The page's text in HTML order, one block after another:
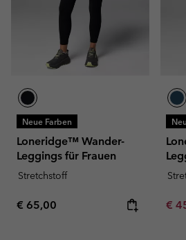
Neue Farben
Loneridge™ Wander-
Leggings für Frauen
Stretchstoff
Regular price:
€ 65,00 €